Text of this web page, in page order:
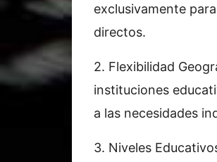
exclusivamente
directos.
2. Flexibilidad
instituciones
a las necesidades
3. Niveles